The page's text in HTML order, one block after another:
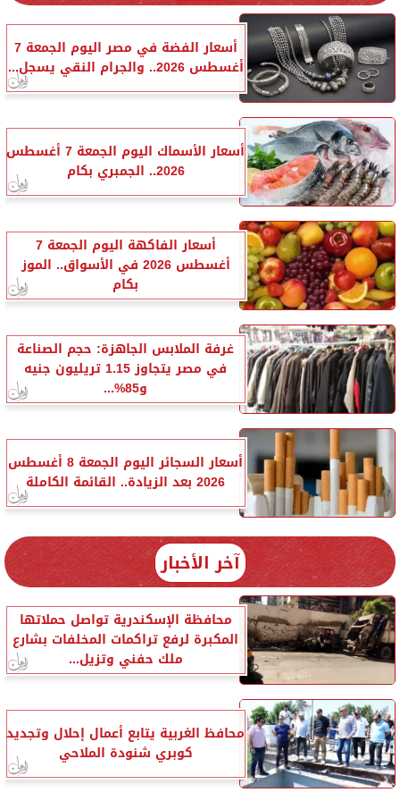
أسعار الفضة في مصر اليوم الجمعة 7
أغسطس 2026.. والجرام النقي يسجل...
أسعار الأسماك اليوم الجمعة 7 أغسطس
2026.. الجمبري بكام
أسعار الفاكهة اليوم الجمعة 7
أغسطس 2026 في الأسواق.. الموز
بكام
غرفة الملابس الجاهزة: حجم الصناعة
في مصر يتجاوز 1.15 تريليون جنيه
و85%...
أسعار السجائر اليوم الجمعة 8 أغسطس
2026 بعد الزيادة.. القائمة الكاملة
آخر الأخبار
محافظة الإسكندرية تواصل حملاتها
المكبرة لرفع تراكمات المخلفات بشارع
ملك حفني وتزيل...
محافظ الغربية يتابع أعمال إحلال وتجديد
كوبري شنودة الملاحي